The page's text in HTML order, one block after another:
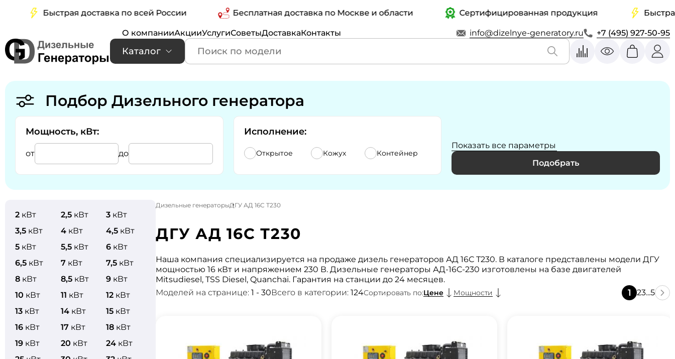
Быстрая доставка по всей России Бесплатная доставка по Москве и области Сертифицированная продукция Быстрая
О компанииАкцииУслугиСоветыДоставкаКонтакты info@dizelnye-generatory.ru +7 (495) 927-50-95
Каталог
Подбор Дизельного генератора
Мощность, кВт:
от до
Исполнение:
Открытое Кожух Контейнер
Показать все параметры
Подобрать
2 кВт 2,5 кВт 3 кВт
3,5 кВт 4 кВт 4,5 кВт
5 кВт 5,5 кВт 6 кВт
6,5 кВт 7 кВт 7,5 кВт
8 кВт 8,5 кВт 9 кВт
10 кВт 11 кВт 12 кВт
13 кВт 14 кВт 15 кВт
16 кВт 17 кВт 18 кВт
19 кВт 20 кВт 24 кВт
Дизельные генераторыДГУ АД 16С Т230
ДГУ АД 16С Т230
Наша компания специализируется на продаже дизель генераторов АД 16С Т230. В каталоге представлены модели ДГУ
мощностью 16 кВт и напряжением 230 В. Дизельные генераторы АД-16С-230 изготовлены на базе двигателей
Mitsudiesel, TSS Diesel, Quanchai. Гарантия на станции до 24 месяцев.
Моделей на странице: 1 - 30Всего в категории: 124Сортировать по:Цене Мощности 1 23...5